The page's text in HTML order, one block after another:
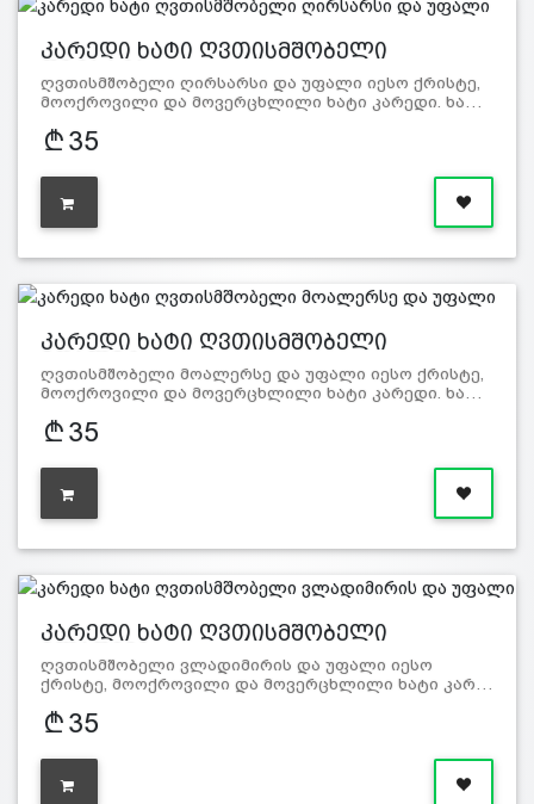
კარედი ხატი ღვთისმშობელი
ღვთისმშობელი ღირსარსი და უფალი იესო ქრისტე,
მოოქროვილი და მოვერცხლილი ხატი კარედი. ხა…
35
კარედი ხატი ღვთისმშობელი
ღვთისმშობელი მოალერსე და უფალი იესო ქრისტე,
მოოქროვილი და მოვერცხლილი ხატი კარედი. ხა…
35
კარედი ხატი ღვთისმშობელი
ღვთისმშობელი ვლადიმირის და უფალი იესო
ქრისტე, მოოქროვილი და მოვერცხლილი ხატი კარ…
35